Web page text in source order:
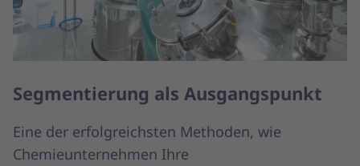
Segmentierung als Ausgangspunkt
Eine der erfolgreichsten Methoden, wie
Chemieunternehmen Ihre